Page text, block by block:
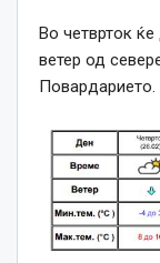
Во четврток
ветер од
Повардарието.